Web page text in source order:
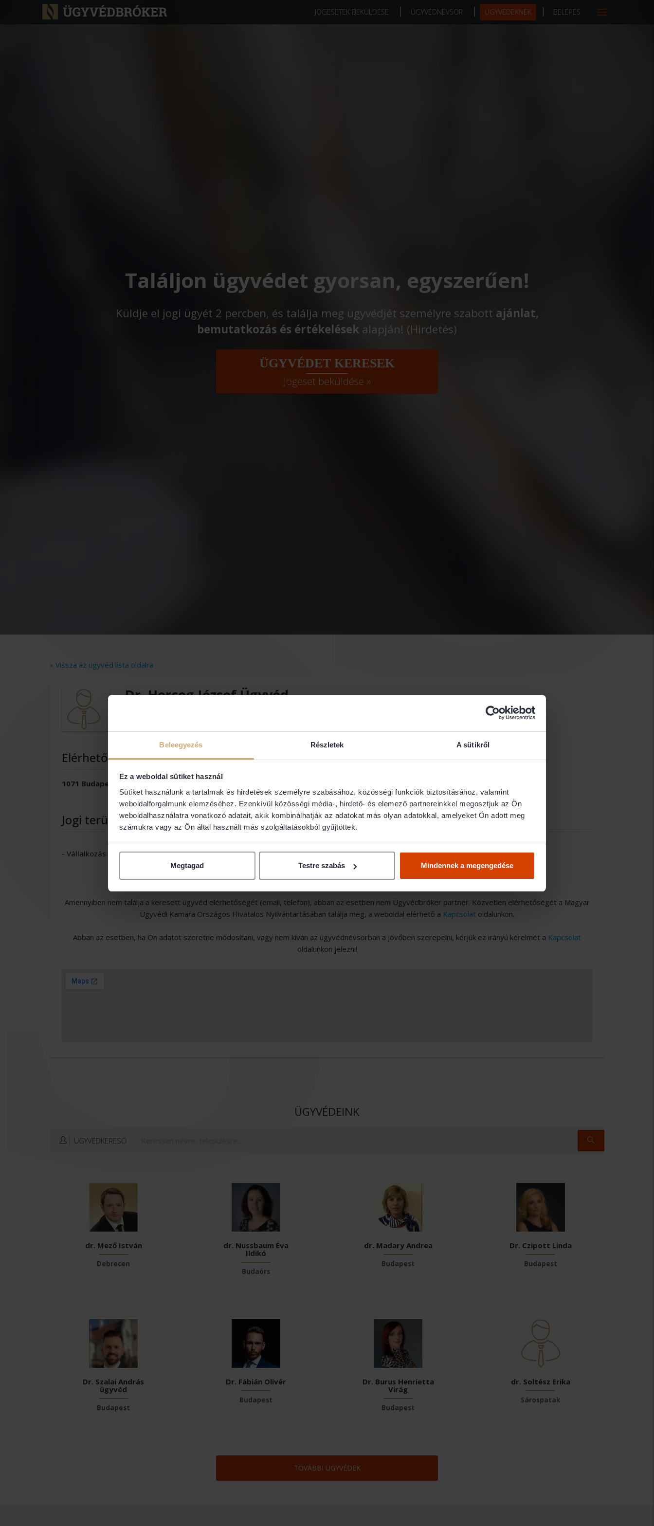
Beleegyezés Részletek A sütikről
Ez a weboldal sütiket használ
Sütiket használunk a tartalmak és hirdetések személyre szabásához, közösségi funkciók biztosításához, valamint
weboldalforgalmunk elemzéséhez. Ezenkívül közösségi média-, hirdető- és elemező partnereinkkel megosztjuk az Ön
weboldalhasználatra vonatkozó adatait, akik kombinálhatják az adatokat más olyan adatokkal, amelyeket Ön adott meg
számukra vagy az Ön által használt más szolgáltatásokból gyűjtöttek.
Megtagad Testre szabás Mindennek a megengedése
JOGESETEK BEKÜLDÉSE ÜGYVÉDNÉVSOR ÜGYVÉDEKNEK BELÉPÉS
Találjon ügyvédet gyorsan, egyszerűen!
Küldje el jogi ügyét 2 percben, és találja meg ügyvédjét személyre szabott ajánlat,
bemutatkozás és értékelések alapján! (Hirdetés)
ÜGYVÉDET KERESEK
Jogeset beküldése »
» Vissza az ügyvéd lista oldalra
Dr. Herceg József Ügyvéd
Elérhetőségek
1071 Budapest
Jogi területek
- Vállalkozás - Büntető jog - Ingatlan jog
Amennyiben nem találja a keresett ügyvéd elérhetőségét (email, telefon), abban az esetben nem Ügyvédbróker partner. Közvetlen elérhetőségét a Magyar
Ügyvédi Kamara Országos Hivatalos Nyilvántartásában találja meg, a weboldal elérhető a Kapcsolat oldalunkon.
Abban az esetben, ha Ön adatot szeretne módosítani, vagy nem kíván az ügyvédnévsorban a jövőben szerepelni, kérjük ez irányú kérelmét a Kapcsolat
oldalunkon jelezni!
ÜGYVÉDEINK
ÜGYVÉDKERESŐ
dr. Mező István
Debrecen
dr. Nussbaum Éva
Ildikó
Budaörs
dr. Madary Andrea
Budapest
Dr. Czipott Linda
Budapest
Dr. Szalai András
ügyvéd
Budapest
Dr. Fábián Olivér
Budapest
Dr. Burus Henrietta
Virág
Budapest
dr. Soltész Erika
Sárospatak
TOVÁBBI ÜGYVÉDEK